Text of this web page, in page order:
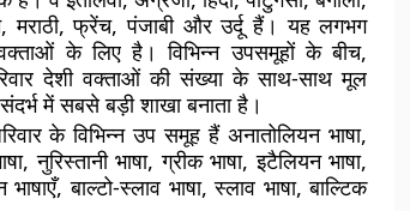
मराठी, फ्रेंच, पंजाबी और उर्दू हैं। यह लगभग
के लिए है। विभिन्न उपसमूहों के बीच,
देशी वक्ताओं की संख्या के साथ-साथ मूल
में सबसे बड़ी शाखा बनाता है।
के विभिन्न उप समूह हैं अनातोलियन भाषा,
नुरिस्तानी भाषा, ग्रीक भाषा, इटैलियन भाषा,
बाल्टो-स्लाव भाषा, स्लाव भाषा, बाल्टिक